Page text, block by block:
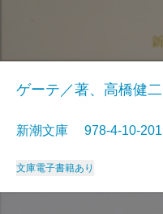
ゲーテ／著、高橋健
新潮文庫 978-4-10-
文庫電子書籍あり